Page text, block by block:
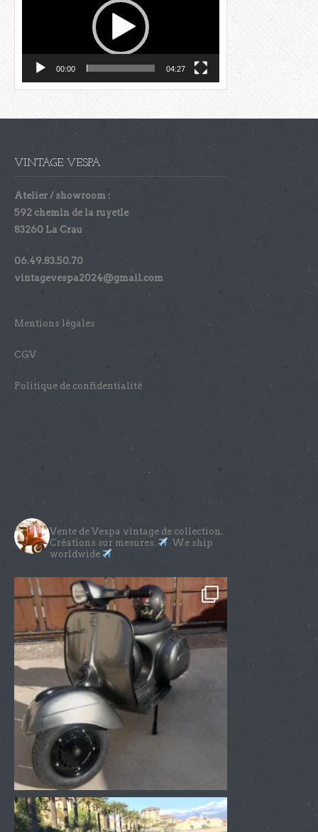
00:00 04:27
VINTAGE VESPA
Atelier / showroom :
592 chemin de la ruyetle
83260 La Crau
06.49.83.50.70
vintagevespa2024@gmail.com
Mentions légales
CGV
Politique de confidentialité
Vente de Vespa vintage de collection.
Créations sur mesures.
We ship
worldwide